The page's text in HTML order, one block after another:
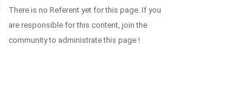
There is no Referent yet for this page. If you
are responsible for this content, join the
community to administrate this page !